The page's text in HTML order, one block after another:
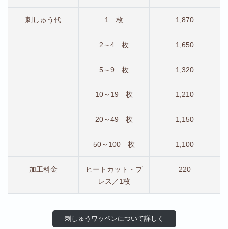
刺しゅう代 1 枚 1,870
2～4 枚 1,650
5～9 枚 1,320
10～19 枚 1,210
20～49 枚 1,150
50～100 枚 1,100
加工料金
ヒートカット・プ
レス／1枚
220
刺しゅうワッペンについて詳しく